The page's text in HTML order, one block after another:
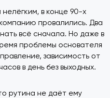
нелёгким, в конце 90-х
провалились. Два
всё сначала. Но даже в
проблемы основателя
зависимость от
в день без выходных.
рутина не даёт ему